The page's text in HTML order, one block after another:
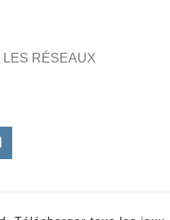
LES RÉSEAUX